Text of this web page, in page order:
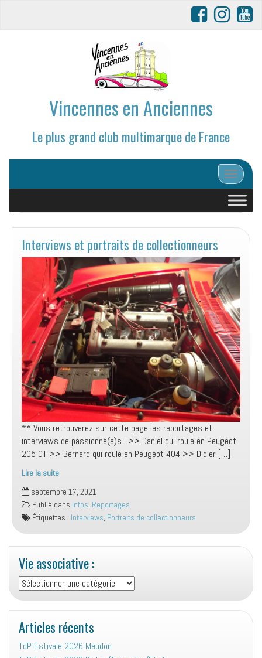
Vincennes en Anciennes
Le plus grand club multimarque de France
Afficher/
Interviews et portraits de collectionneurs
** Vous retrouverez sur cette page les reportages et
interviews de passionné(e)s : >> Daniel qui roule en Peugeot
205 GT >> Bernard qui roule en Peugeot 404 >> Didier […]
Lire la suite
Interviews
et
portraits
de
collectionneurs
septembre 17, 2021
Publié dans Infos, Reportages
Étiquettes : Interviews, Portraits de collectionneurs
Vie associative :
Vie
associative
:
Articles récents
TdP Estivale 2026 Meudon